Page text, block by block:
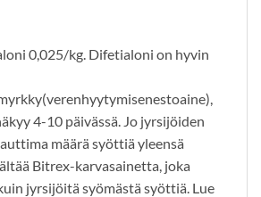
0,025/kg. Difetialoni on hyvin
4-10 päivässä. Jo jyrsijöiden
määrä syöttiä yleensä
Bitrex-karvasainetta, joka
jyrsijöitä syömästä syöttiä. Lue